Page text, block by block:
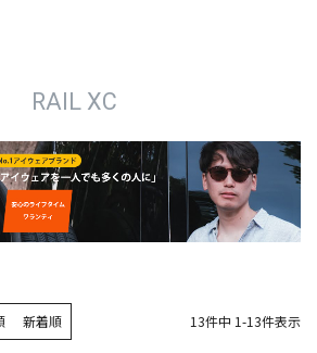
RAIL XC
新着順 13件中 1-13件表示